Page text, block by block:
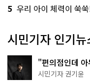
5 우리 아이 체력이 쑥
시민기자 인기뉴
"편의점인데
한 편의점의 정체
시민기자 권기윤